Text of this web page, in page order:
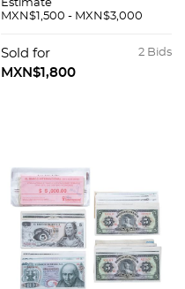
Coyoacán y su
/ Los Murales de
Bellas Artes. Pzs 6
Estimate
MXN$1,500 - MXN$3,000
2 Bids
Sold for
MXN$1,800